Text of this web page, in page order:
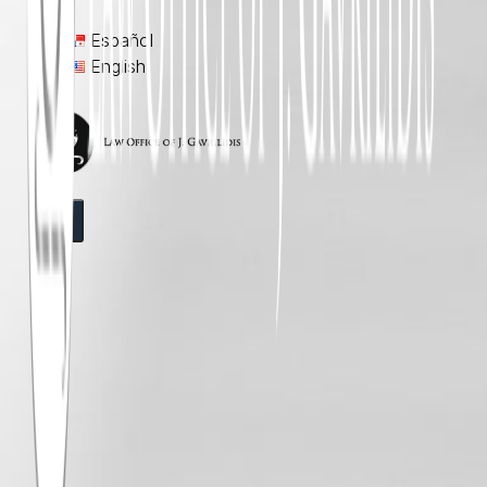
Español
English
X